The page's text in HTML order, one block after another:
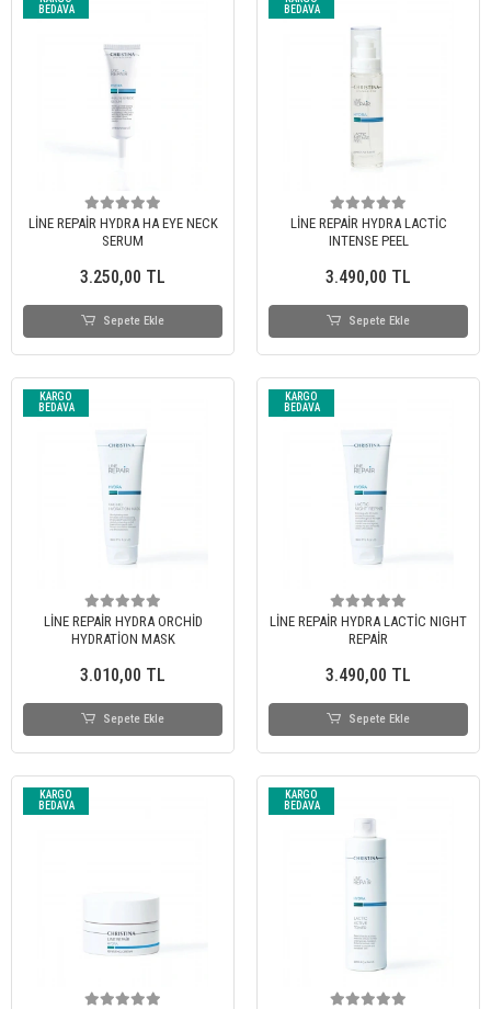
BEDAVA
LİNE REPAİR HYDRA HA EYE NECK
SERUM
3.250,00 TL
Sepete Ekle
BEDAVA
LİNE REPAİR HYDRA LACTİC
INTENSE PEEL
3.490,00 TL
Sepete Ekle
KARGO
BEDAVA
LİNE REPAİR HYDRA ORCHİD
HYDRATİON MASK
3.010,00 TL
Sepete Ekle
KARGO
BEDAVA
LİNE REPAİR HYDRA LACTİC NIGHT
REPAİR
3.490,00 TL
Sepete Ekle
KARGO
BEDAVA
KARGO
BEDAVA